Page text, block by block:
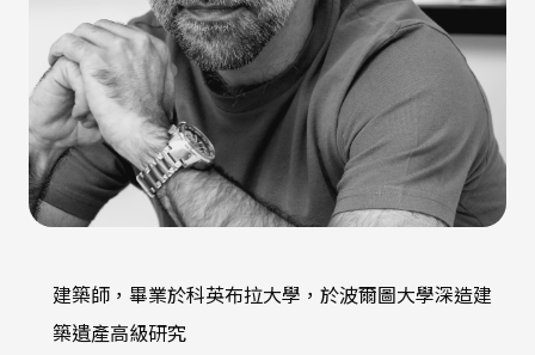
建築師，畢業於科英布拉大學，於波爾圖大學深造建
築遺產高級研究